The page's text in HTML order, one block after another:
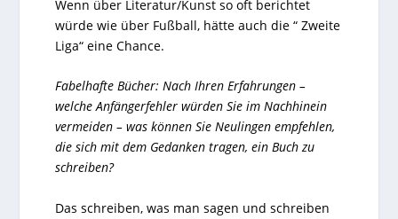
Wenn über Literatur/Kunst so oft berichtet
würde wie über Fußball, hätte auch die “ Zweite
Liga“ eine Chance.
Fabelhafte Bücher: Nach Ihren Erfahrungen –
welche Anfängerfehler würden Sie im Nachhinein
vermeiden – was können Sie Neulingen empfehlen,
die sich mit dem Gedanken tragen, ein Buch zu
schreiben?
Das schreiben, was man sagen und schreiben